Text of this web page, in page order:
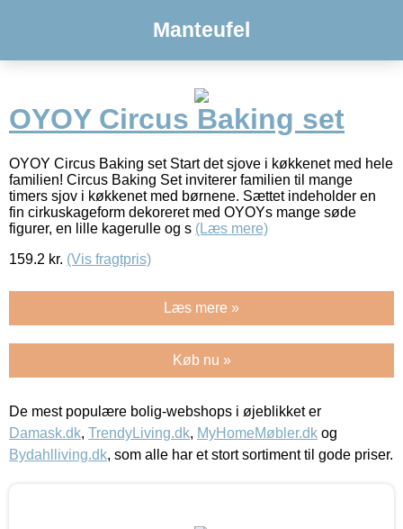
Manteufel
OYOY Circus Baking set
OYOY Circus Baking set Start det sjove i køkkenet med hele
familien! Circus Baking Set inviterer familien til mange
timers sjov i køkkenet med børnene. Sættet indeholder en
fin cirkuskageform dekoreret med OYOYs mange søde
figurer, en lille kagerulle og s (Læs mere)
159.2 kr. (Vis fragtpris)
Læs mere »
Køb nu »
De mest populære bolig-webshops i øjeblikket er
Damask.dk, TrendyLiving.dk, MyHomeMøbler.dk og
Bydahlliving.dk, som alle har et stort sortiment til gode priser.